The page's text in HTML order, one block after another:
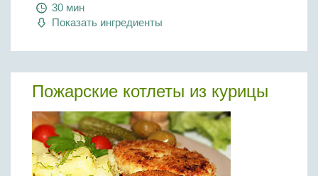
30 мин
Показать ингредиенты
Пожарские котлеты из курицы